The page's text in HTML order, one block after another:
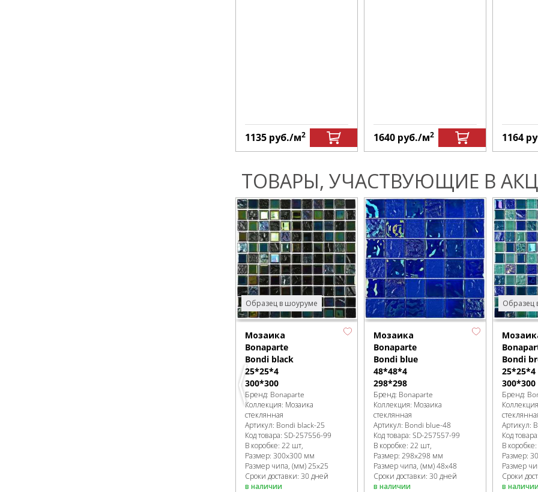
1135 руб./м2 1640 руб./м2 1164
ТОВАРЫ, УЧАСТВУЮЩИЕ В
Образец в шоуруме
Мозаика
Bonaparte
Bondi black
25*25*4
300*300
Бренд: Bonaparte
Коллекция: Мозаика
стеклянная
Артикул: Bondi black-25
Код товара: SD-257556-99
В коробке: 22 шт,
Размер: 300x300 мм
Размер чипа, (мм)25x25
Сроки доставки: 30 дней
в наличии
Мозаика
Bonaparte
Bondi blue
48*48*4
298*298
Бренд: Bonaparte
Коллекция: Мозаика
стеклянная
Артикул: Bondi blue-48
Код товара: SD-257557-99
В коробке: 22 шт,
Размер: 298x298 мм
Размер чипа, (мм)48x48
Сроки доставки: 30 дней
в наличии
Образец
Bondi
25*25*4
300*300
Бренд:
Артикул:
Код товара:
В коробке:
Размер:
Размер
Сроки
в наличии